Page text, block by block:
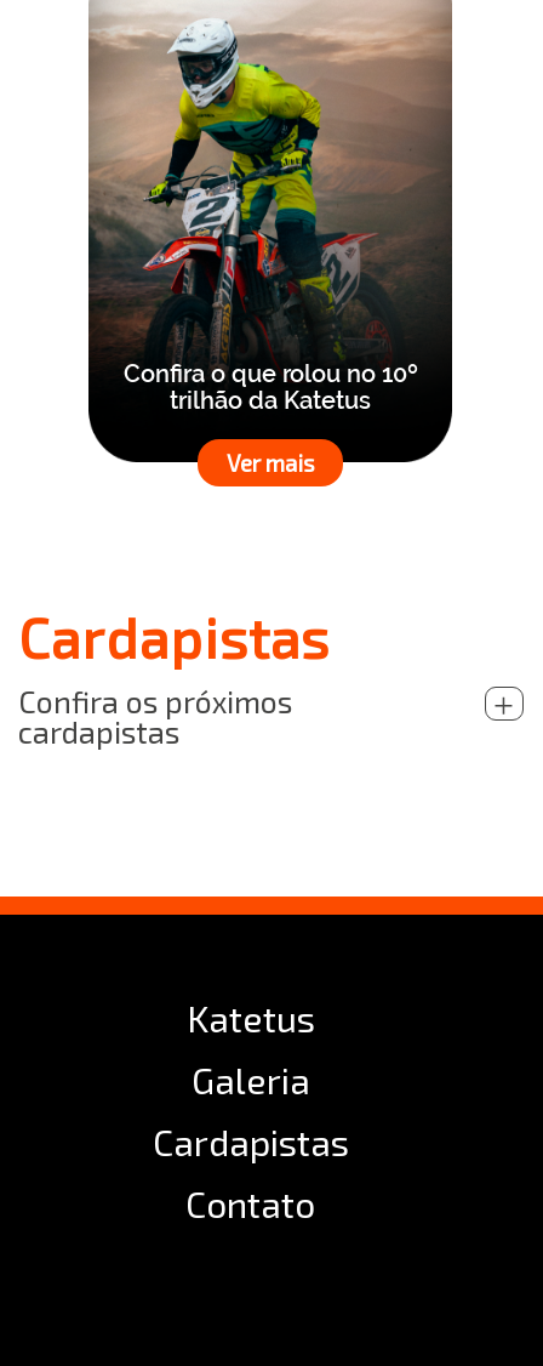
Confira o que rolou no 10º
trilhão da Katetus
Ver mais
Cardapistas
Confira os próximos
cardapistas
+
Katetus
Galeria
Cardapistas
Contato